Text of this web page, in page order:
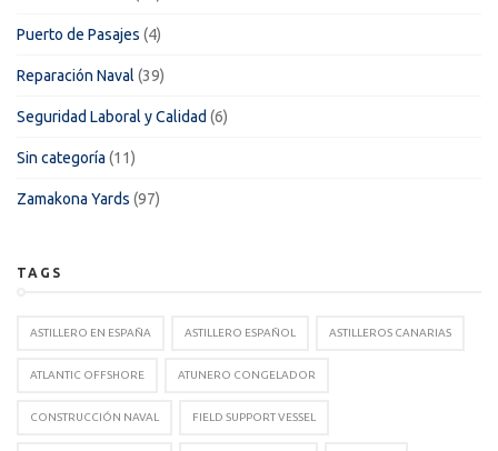
Puerto de Pasajes (4)
Reparación Naval (39)
Seguridad Laboral y Calidad (6)
Sin categoría (11)
Zamakona Yards (97)
TAGS
ASTILLERO EN ESPAÑA ASTILLERO ESPAÑOL ASTILLEROS CANARIAS
ATLANTIC OFFSHORE ATUNERO CONGELADOR
CONSTRUCCIÓN NAVAL FIELD SUPPORT VESSEL